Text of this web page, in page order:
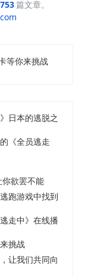
篇文章。
等你来挑战
日本的逃脱之
《全员逃走
欲罢不能
跑游戏中找到
走中》在线播
挑战
让我们共同向